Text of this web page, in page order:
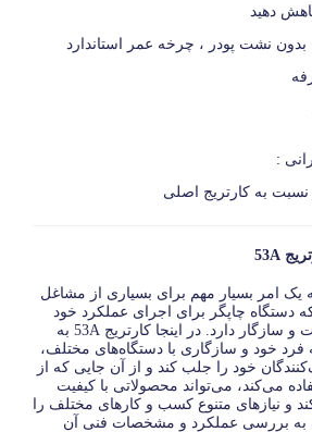
دهید
نشت پودر ، چرخه عمر استاندارد
:
نسبت به کارتریج اصلی
53A
یک امر بسیار مهم برای بسیاری از مشاغل
دستگاه چاپگر برای اجرای عملکرد خود
و سازگار دارد. در اینجا کارتریج 53A به
خود و سازگاری با دستگاه‌های مختلف،
خود را جلب کند و از آن جایی که از
می‌کند، می‌تواند محصولاتی با کیفیت
و نیازهای متنوع کسب و کارهای مختلف را
به بررسی عملکرد و مشخصات فنی آن